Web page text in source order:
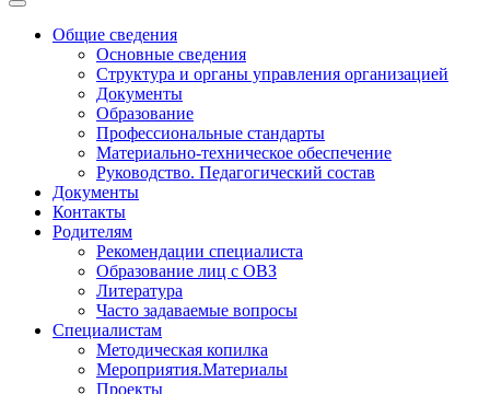
Toggle
navigationОбщие сведения
Основные сведения
Структура и органы управления организацией
Документы
Образование
Профессиональные стандарты
Материально-техническое обеспечение
Руководство. Педагогический состав
Документы
Контакты
Родителям
Рекомендации специалиста
Образование лиц с ОВЗ
Литература
Часто задаваемые вопросы
Специалистам
Методическая копилка
Мероприятия.Материалы
Проекты